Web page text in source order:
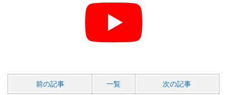
前の記事 一覧 次の記事